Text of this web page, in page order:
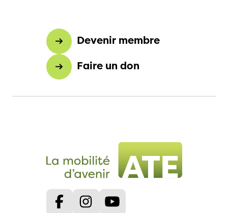
Devenir membre
Faire un don
FacebookInstagram